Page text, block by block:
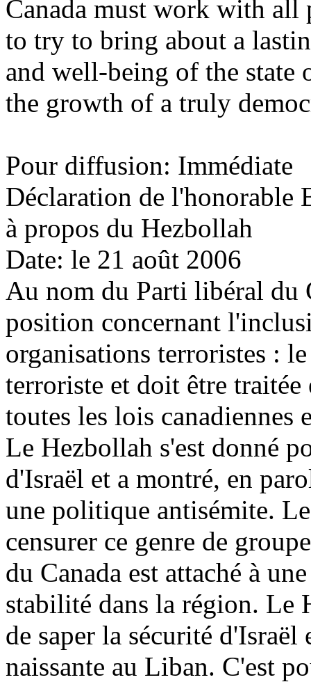
Canada must work with
to try to bring about a
and well-being of the
the growth of a truly
Pour diffusion: Immédiate
Déclaration de l'honorable
à propos du Hezbollah
Date: le 21 août 2006
Au nom du Parti libéral du
position concernant
organisations terroristes :
terroriste et doit être
toutes les lois canadiennes
Le Hezbollah s'est donné
d'Israël et a montré, en
une politique antisémite.
censurer ce genre de
du Canada est attaché à
stabilité dans la région. Le
de saper la sécurité
naissante au Liban. C'est